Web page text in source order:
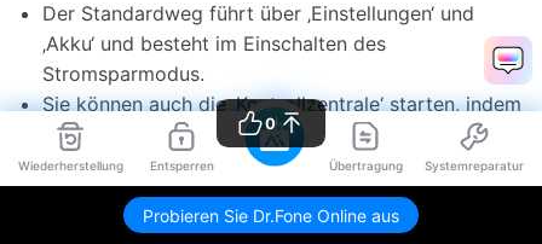
Wiederherstellung Entsperren Übertragung Systemreparatur
Probieren Sie Dr.Fone Online aus
Der Standardweg führt über ‚Einstellungen‘ und
‚Akku‘ und besteht im Einschalten des
Stromsparmodus.
Sie können auch die ‚Kontrollzentrale‘ starten, indem
Sie über die Bildschirmmitte wischen und auf das
Akkusymbol tippen, um den Akkusparmodus ein-
oder auszuschalten.
0